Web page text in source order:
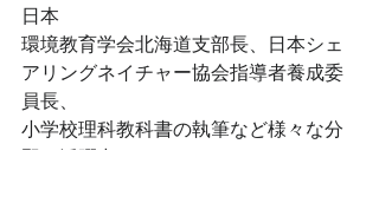
日本
環境教育学会北海道支部長、日本シェ
アリングネイチャー協会指導者養成委
員長、
小学校理科教科書の執筆など様々な分
野で活躍中。